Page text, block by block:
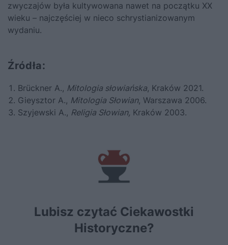
zwyczajów była kultywowana nawet na początku XX
wieku – najczęściej w nieco schrystianizowanym
wydaniu.
Źródła:
Brückner A., Mitologia słowiańska, Kraków 2021.
Gieysztor A., Mitologia Słowian, Warszawa 2006.
Szyjewski A., Religia Słowian, Kraków 2003.